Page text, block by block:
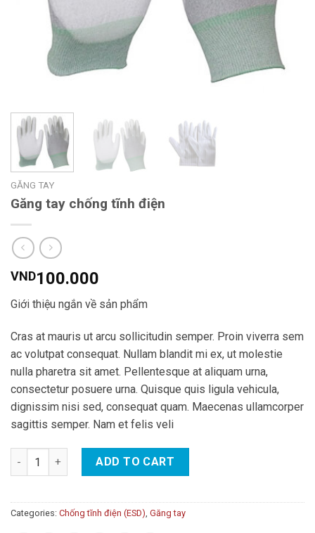
GĂNG TAY
Găng tay chống tĩnh điện
VND100.000
Giới thiệu ngắn về sản phẩm
Cras at mauris ut arcu sollicitudin semper. Proin viverra sem
ac volutpat consequat. Nullam blandit mi ex, ut molestie
nulla pharetra sit amet. Pellentesque at aliquam urna,
consectetur posuere urna. Quisque quis ligula vehicula,
dignissim nisi sed, consequat quam. Maecenas ullamcorper
sagittis semper. Nam et felis veli
Găng tay chống tĩnh điện quantity
ADD TO CART
Categories: Chống tĩnh điện (ESD) Găng tay